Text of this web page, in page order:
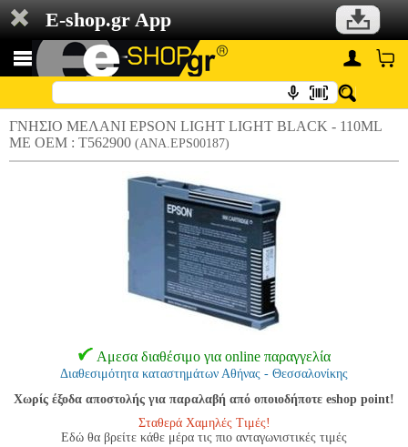
E-shop.gr App
ΓΝΗΣΙΟ ΜΕΛΑΝΙ EPSON LIGHT LIGHT BLACK - 110ML
ΜΕ OEM : T562900 (ANA.EPS00187)
Αμεσα διαθέσιμο για online παραγγελία
Διαθεσιμότητα καταστημάτων Αθήνας - Θεσσαλονίκης
Χωρίς έξοδα αποστολής για παραλαβή από οποιοδήποτε eshop point!
Σταθερά Χαμηλές Τιμές!
Εδώ θα βρείτε κάθε μέρα τις πιο ανταγωνιστικές τιμές